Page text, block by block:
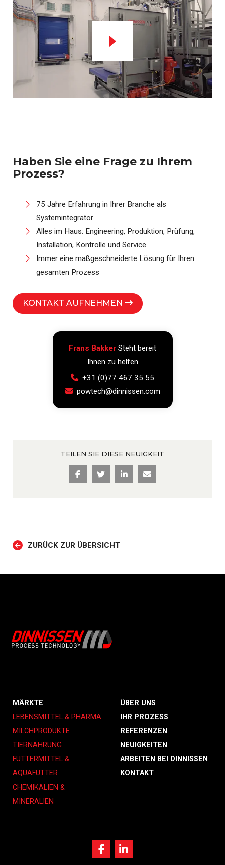
Haben Sie eine Frage zu Ihrem
Prozess?
75 Jahre Erfahrung in Ihrer Branche als
Systemintegrator
Alles im Haus: Engineering, Produktion, Prüfung,
Installation, Kontrolle und Service
Immer eine maßgeschneiderte Lösung für Ihren
gesamten Prozess
KONTAKT AUFNEHMEN
Frans Bakker Steht bereit
Ihnen zu helfen
+31 (0)77 467 35 55
powtech@dinnissen.com
TEILEN SIE DIESE NEUIGKEIT
ZURÜCK ZUR ÜBERSICHT
MÄRKTE
LEBENSMITTEL & PHARMA
MILCHPRODUKTE
TIERNAHRUNG
FUTTERMITTEL &
AQUAFUTTER
CHEMIKALIEN &
MINERALIEN
ÜBER UNS
IHR PROZESS
REFERENZEN
NEUIGKEITEN
ARBEITEN BEI DINNISSEN
KONTAKT